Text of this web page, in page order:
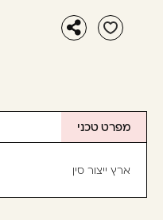
מפרט טכני
ארץ ייצור סין